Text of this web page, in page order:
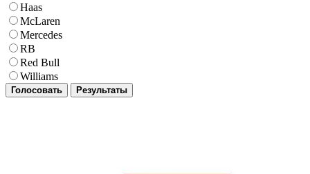
Haas
McLaren
Mercedes
RB
Red Bull
Williams
Голосовать Результаты